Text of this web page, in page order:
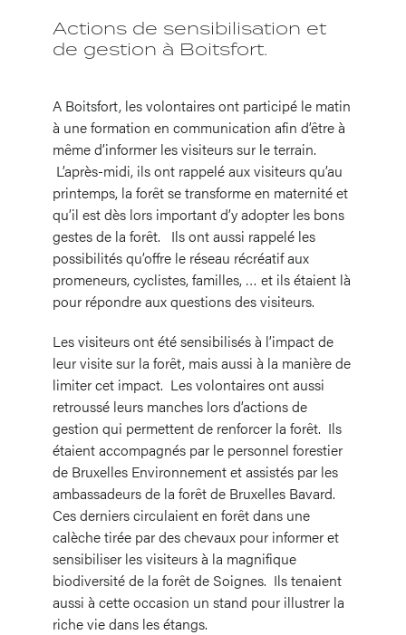
Actions de sensibilisation et
de gestion à Boitsfort.
A Boitsfort, les volontaires ont participé le matin
à une formation en communication afin d’être à
même d’informer les visiteurs sur le terrain.
L’après-midi, ils ont rappelé aux visiteurs qu’au
printemps, la forêt se transforme en maternité et
qu’il est dès lors important d’y adopter les bons
gestes de la forêt. Ils ont aussi rappelé les
possibilités qu’offre le réseau récréatif aux
promeneurs, cyclistes, familles, … et ils étaient là
pour répondre aux questions des visiteurs.
Les visiteurs ont été sensibilisés à l’impact de
leur visite sur la forêt, mais aussi à la manière de
limiter cet impact. Les volontaires ont aussi
retroussé leurs manches lors d’actions de
gestion qui permettent de renforcer la forêt. Ils
étaient accompagnés par le personnel forestier
de Bruxelles Environnement et assistés par les
ambassadeurs de la forêt de Bruxelles Bavard.
Ces derniers circulaient en forêt dans une
calèche tirée par des chevaux pour informer et
sensibiliser les visiteurs à la magnifique
biodiversité de la forêt de Soignes. Ils tenaient
aussi à cette occasion un stand pour illustrer la
riche vie dans les étangs.